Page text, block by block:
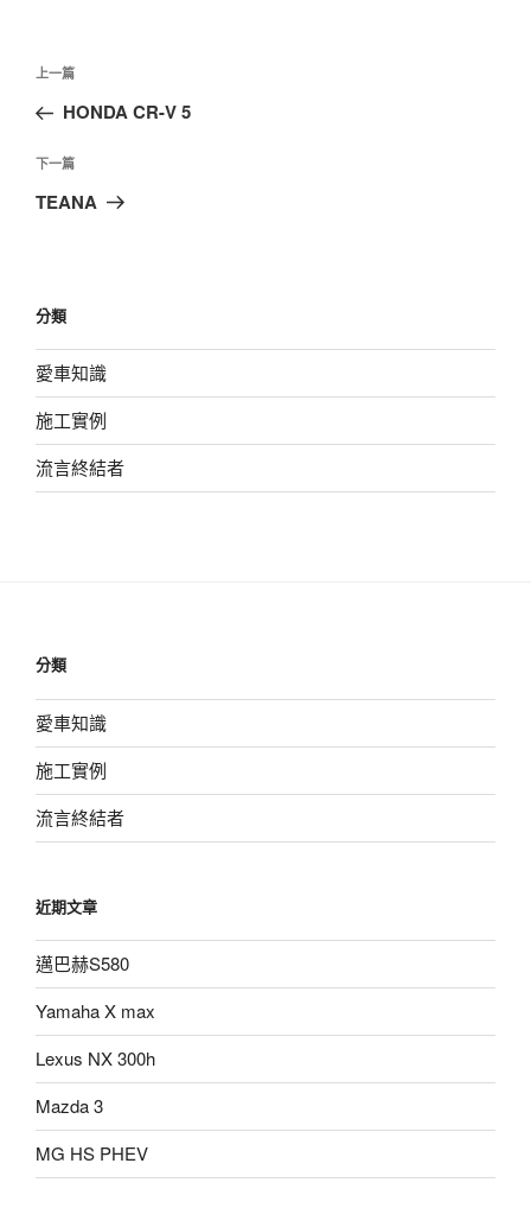
文
導
覽
上
一
文
章
上一篇
HONDA CR-V 5
下
一
下一篇
TEANA
分類
愛車知識
施工實例
流言終結者
分類
愛車知識
施工實例
流言終結者
近期文章
邁巴赫S580
Yamaha X max
Lexus NX 300h
Mazda 3
MG HS PHEV